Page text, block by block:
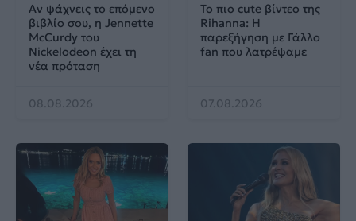
Αν ψάχνεις το επόμενο
βιβλίο σου, η Jennette
McCurdy του
Nickelodeon έχει τη
νέα πρόταση
08.08.2026
Το πιο cute βίντεο της
Rihanna: Η
παρεξήγηση με Γάλλο
fan που λατρέψαμε
07.08.2026